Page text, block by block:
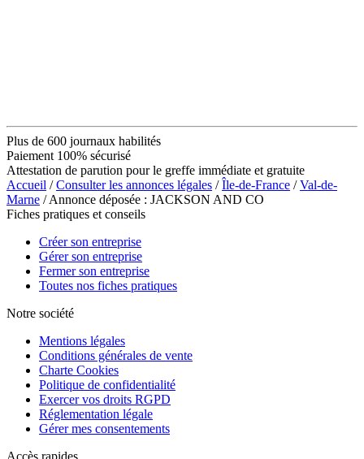
Plus de 600 journaux habilités
Paiement 100% sécurisé
Attestation de parution pour le greffe immédiate et gratuite
Accueil /Consulter les annonces légales /Île-de-France /Val-de-
Marne / Annonce déposée : JACKSON AND CO
Fiches pratiques et conseils
Créer son entreprise
Gérer son entreprise
Fermer son entreprise
Toutes nos fiches pratiques
Notre société
Mentions légales
Conditions générales de vente
Charte Cookies
Politique de confidentialité
Exercer vos droits RGPD
Réglementation légale
Gérer mes consentements
Accès rapides